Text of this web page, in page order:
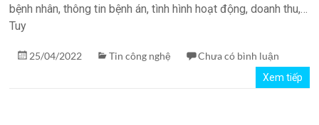
bệnh nhân, thông tin bệnh án, tình hình hoạt động, doanh thu,…
Tuy
25/04/2022 Tin công nghệ Chưa có bình luận
Xem tiếp